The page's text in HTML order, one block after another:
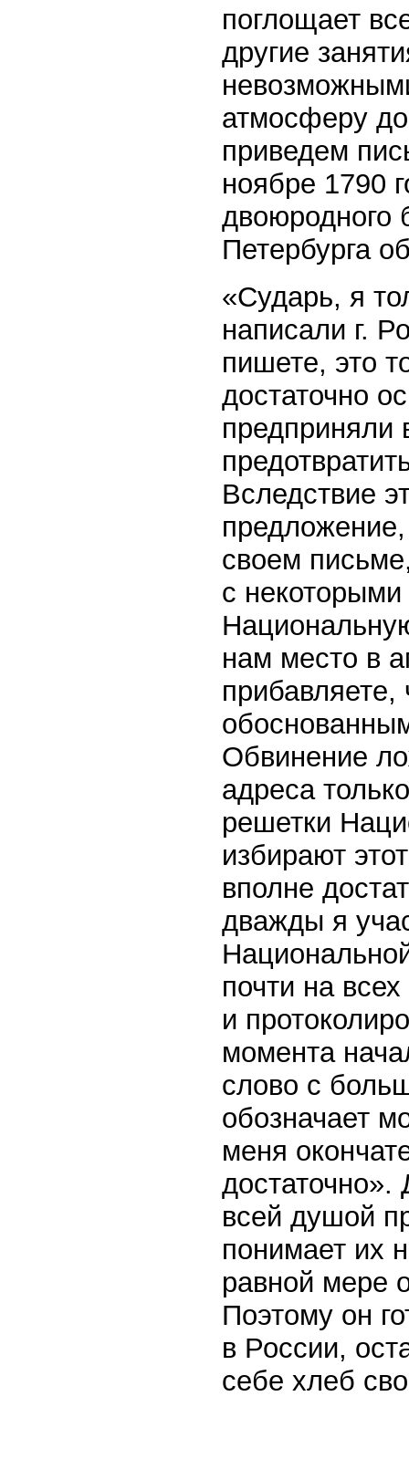
поглощает
другие
атмосферу
приведем
ноябре 1790
двоюродного
Петербурга
«Сударь, я
написали г.
пишете, это
достаточно
предприняли
Вследствие
своем
с
нам место в
прибавляете,
Обвинение
адреса
решетки
избирают
вполне
дважды я
почти на
и
момента
слово с
обозначает
меня
достаточно».
всей душой
понимает их
равной мере
Поэтому он
в России,
себе хлеб